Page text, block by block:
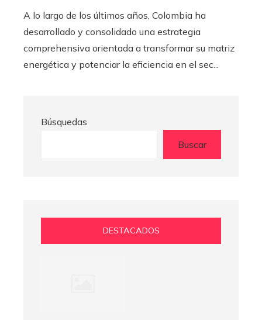
A lo largo de los últimos años, Colombia ha
desarrollado y consolidado una estrategia
comprehensiva orientada a transformar su matriz
energética y potenciar la eficiencia en el sec...
Búsquedas
Buscar
DESTACADOS